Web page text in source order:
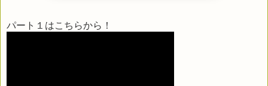
パート１はこちらから！